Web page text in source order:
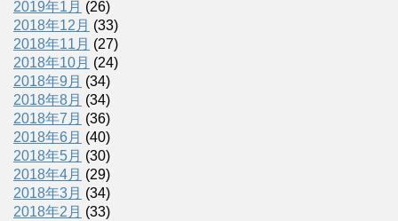
2019年1月 (26)
2018年12月 (33)
2018年11月 (27)
2018年10月 (24)
2018年9月 (34)
2018年8月 (34)
2018年7月 (36)
2018年6月 (40)
2018年5月 (30)
2018年4月 (29)
2018年3月 (34)
2018年2月 (33)